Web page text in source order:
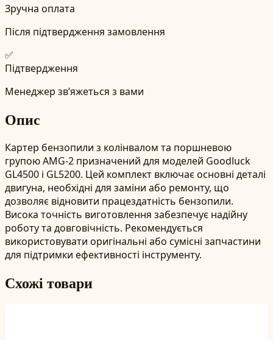
Зручна оплата
Після підтвердження замовлення
✅
Підтвердження
Менеджер зв’яжеться з вами
Опис
Картер бензопили з колінвалом та поршневою
групою AMG-2 призначений для моделей Goodluck
GL4500 і GL5200. Цей комплект включає основні деталі
двигуна, необхідні для заміни або ремонту, що
дозволяє відновити працездатність бензопили.
Висока точність виготовлення забезпечує надійну
роботу та довговічність. Рекомендується
використовувати оригінальні або сумісні запчастини
для підтримки ефективності інструменту.
Схожі товари